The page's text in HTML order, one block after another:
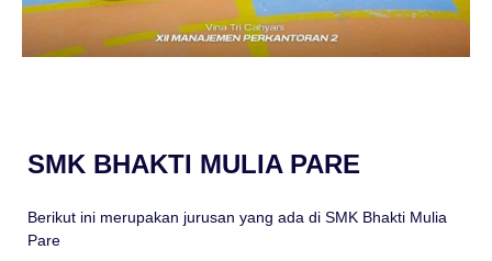
SMK BHAKTI MULIA PARE
Berikut ini merupakan jurusan yang ada di SMK Bhakti Mulia
Pare